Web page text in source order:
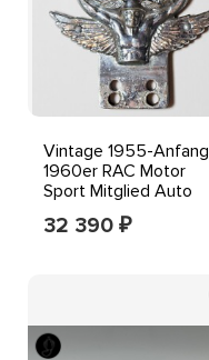
Vintage 1955-Anfang
1960er RAC Motor
Sport Mitglied Auto
Abzeichen Auto
Emblem Typ 2A
32 390 ₽